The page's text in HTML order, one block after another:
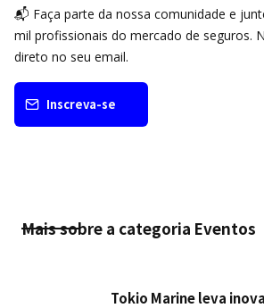
📬 Faça parte da nossa comunidade e
mil profissionais do mercado de seguros.
direto no seu email.
Inscreva-se
Mais sobre a categoria Eventos
Tokio Marine leva